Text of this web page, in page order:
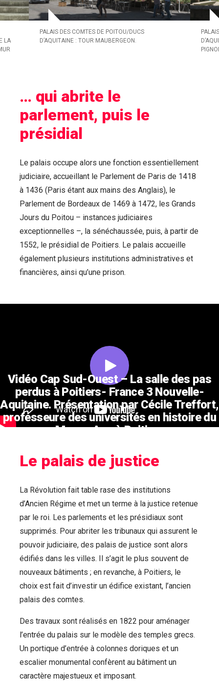
LA
PALAIS DES COMTES DE POITOU/DUCS
D’AQUITAINE : TOUR MAUBERGEON.
… qui abrite le
parlement, puis le
présidial
Le palais occupe alors une fonction essentiellement
judiciaire, accueillant le Parlement de Paris de 1418
à 1436 (Paris étant aux mains des Anglais), le
Parlement de Bordeaux de 1469 à 1472, les Grands
Jours du Poitou – instances judiciaires
exceptionnelles –, la sénéchaussée, puis, à partir de
1552, le présidial de Poitiers. Le palais accueille
également plusieurs institutions administratives et
financières, ainsi qu’une prison.
Vidéo Cap Sud-Ouest – La salle des pas
perdus à Poitiers- France 3 Nouvelle-
Aquitaine. Présentation par Cécile Treffort,
professeure des universités en histoire du
Moyen Age à Poitiers
Le palais de justice
La Révolution fait table rase des institutions
d’Ancien Régime et met un terme à la justice retenue
par le roi. Les parlements et les présidiaux sont
supprimés. Pour abriter les tribunaux qui assurent le
pouvoir judiciaire, des palais de justice sont alors
édifiés dans les villes. Il s’agit le plus souvent de
nouveaux bâtiments ; en revanche, à Poitiers, le
choix est fait d’investir un édifice existant, l’ancien
palais des comtes.
Des travaux sont réalisés en 1822 pour aménager
l’entrée du palais sur le modèle des temples grecs.
Un portique d’entrée à colonnes doriques et un
escalier monumental confèrent au bâtiment un
caractère majestueux et imposant.